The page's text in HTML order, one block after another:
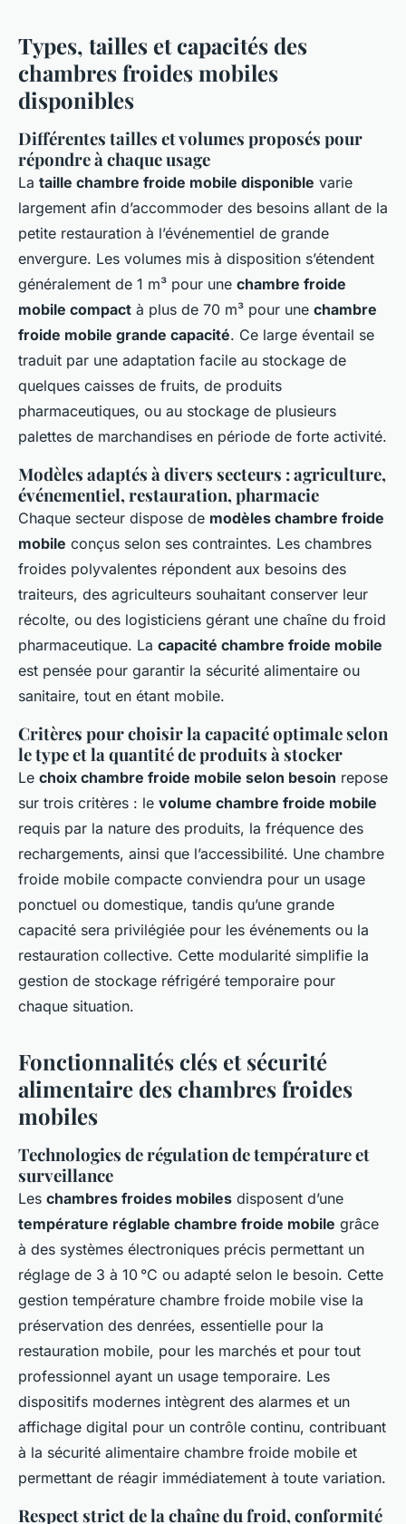
Types, tailles et capacités des
chambres froides mobiles
disponibles
Différentes tailles et volumes proposés pour
répondre à chaque usage
La taille chambre froide mobile disponible varie
largement afin d’accommoder des besoins allant de la
petite restauration à l’événementiel de grande
envergure. Les volumes mis à disposition s’étendent
généralement de 1 m³ pour une chambre froide
mobile compact à plus de 70 m³ pour une chambre
froide mobile grande capacité. Ce large éventail se
traduit par une adaptation facile au stockage de
quelques caisses de fruits, de produits
pharmaceutiques, ou au stockage de plusieurs
palettes de marchandises en période de forte activité.
Modèles adaptés à divers secteurs : agriculture,
événementiel, restauration, pharmacie
Chaque secteur dispose de modèles chambre froide
mobile conçus selon ses contraintes. Les chambres
froides polyvalentes répondent aux besoins des
traiteurs, des agriculteurs souhaitant conserver leur
récolte, ou des logisticiens gérant une chaîne du froid
pharmaceutique. La capacité chambre froide mobile
est pensée pour garantir la sécurité alimentaire ou
sanitaire, tout en étant mobile.
Critères pour choisir la capacité optimale selon
le type et la quantité de produits à stocker
Le choix chambre froide mobile selon besoin repose
sur trois critères : le volume chambre froide mobile
requis par la nature des produits, la fréquence des
rechargements, ainsi que l’accessibilité. Une chambre
froide mobile compacte conviendra pour un usage
ponctuel ou domestique, tandis qu’une grande
capacité sera privilégiée pour les événements ou la
restauration collective. Cette modularité simplifie la
gestion de stockage réfrigéré temporaire pour
chaque situation.
Fonctionnalités clés et sécurité
alimentaire des chambres froides
mobiles
Technologies de régulation de température et
surveillance
Les chambres froides mobiles disposent d’une
température réglable chambre froide mobile grâce
à des systèmes électroniques précis permettant un
réglage de 3 à 10 °C ou adapté selon le besoin. Cette
gestion température chambre froide mobile vise la
préservation des denrées, essentielle pour la
restauration mobile, pour les marchés et pour tout
professionnel ayant un usage temporaire. Les
dispositifs modernes intègrent des alarmes et un
affichage digital pour un contrôle continu, contribuant
à la sécurité alimentaire chambre froide mobile et
permettant de réagir immédiatement à toute variation.
Respect strict de la chaîne du froid, conformité